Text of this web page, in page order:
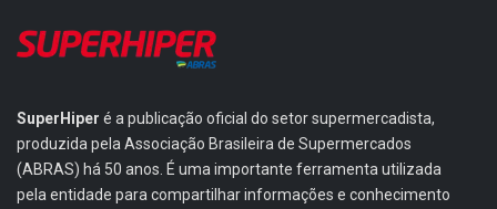
SuperHiper é a publicação oficial do setor supermercadista,
produzida pela Associação Brasileira de Supermercados
(ABRAS) há 50 anos. É uma importante ferramenta utilizada
pela entidade para compartilhar informações e conhecimento